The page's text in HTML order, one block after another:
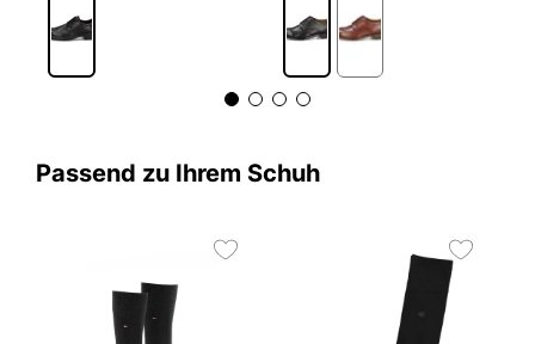
Passend zu Ihrem Schuh